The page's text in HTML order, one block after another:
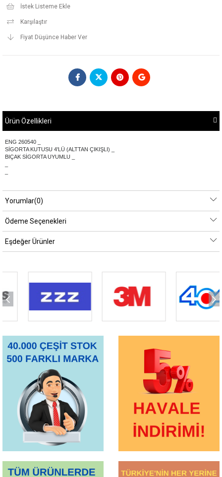
İstek Listeme Ekle
Karşılaştır
Fiyat Düşünce Haber Ver
Ürün Özellikleri
ENG 260540 _
SİGORTA KUTUSU 4'LÜ (ALTTAN ÇIKIŞLI) _
BIÇAK SİGORTA UYUMLU _
Yorumlar(0)
Ödeme Seçenekleri
Eşdeğer Ürünler